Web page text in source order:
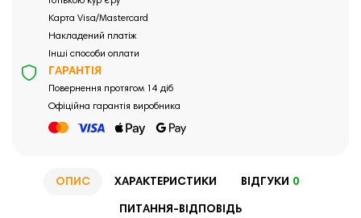
Карта Visa/Mastercard
Накладений платіж
Інші способи оплати
ГАРАНТІЯ
Повернення протягом 14 діб
Офіційна гарантія виробника
ОПИС ХАРАКТЕРИСТИКИ ВІДГУКИ 0
ПИТАННЯ-ВІДПОВІДЬ